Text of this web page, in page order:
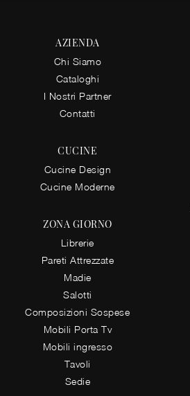
AZIENDA
Chi Siamo
Cataloghi
I Nostri Partner
Contatti
CUCINE
Cucine Design
Cucine Moderne
ZONA GIORNO
Librerie
Pareti Attrezzate
Madie
Salotti
Composizioni Sospese
Mobili Porta Tv
Mobili ingresso
Tavoli
Sedie